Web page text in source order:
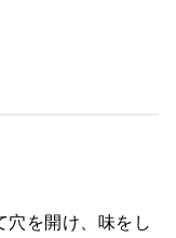
穴を開け、味をし